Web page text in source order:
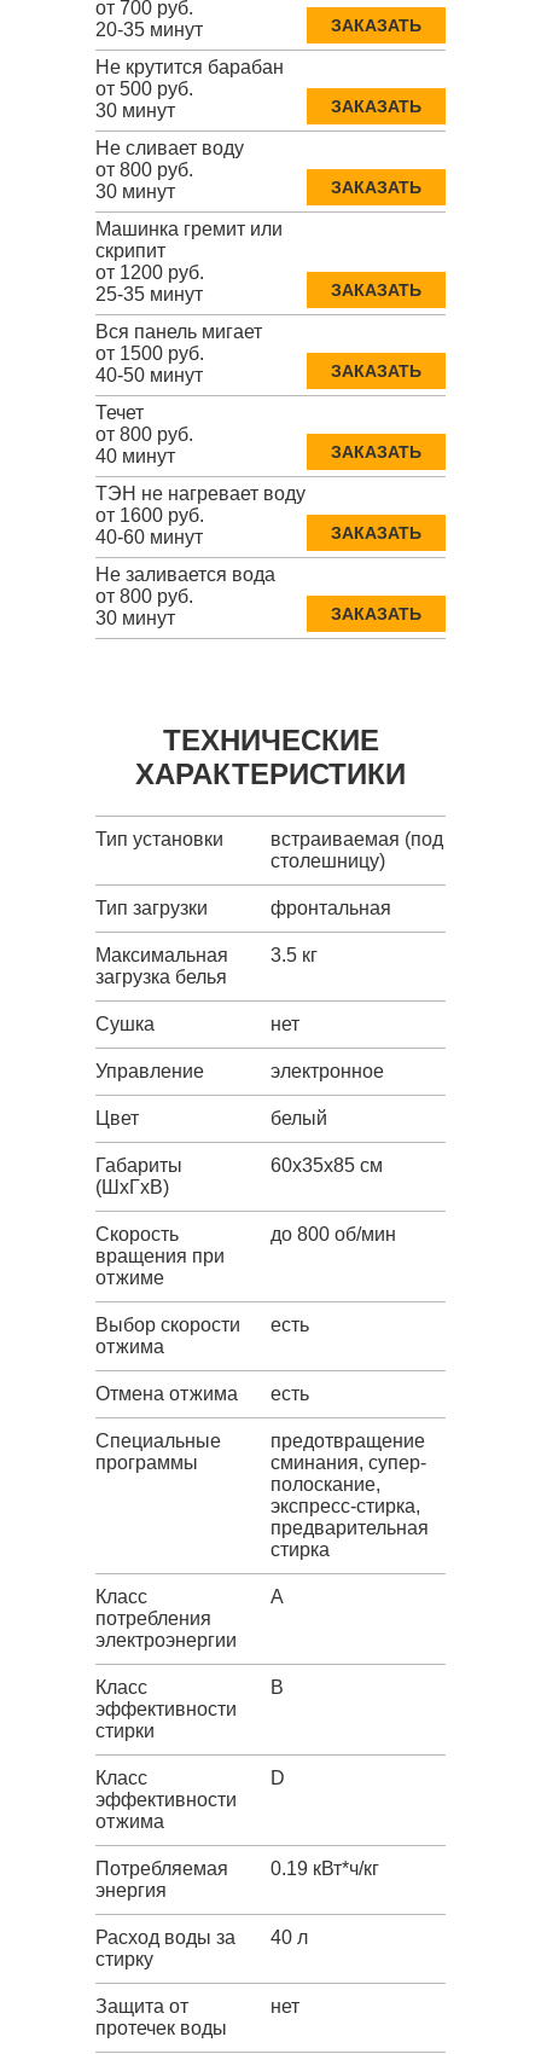
от 700 руб.
20-35 минут
ЗАКАЗАТЬ
Не крутится барабан
от 500 руб.
30 минут
ЗАКАЗАТЬ
Не сливает воду
от 800 руб.
30 минут
ЗАКАЗАТЬ
Машинка гремит или
скрипит
от 1200 руб.
25-35 минут
ЗАКАЗАТЬ
Вся панель мигает
от 1500 руб.
40-50 минут
ЗАКАЗАТЬ
Течет
от 800 руб.
40 минут
ЗАКАЗАТЬ
ТЭН не нагревает воду
от 1600 руб.
40-60 минут
ЗАКАЗАТЬ
Не заливается вода
от 800 руб.
30 минут
ЗАКАЗАТЬ
ТЕХНИЧЕСКИЕ
ХАРАКТЕРИСТИКИ
Тип установки
встраиваемая (под
столешницу)
Тип загрузки фронтальная
Максимальная
загрузка белья
3.5 кг
Сушка нет
Управление электронное
Цвет белый
Габариты
(ШxГxВ)
60x35x85 см
Скорость
вращения при
отжиме
до 800 об/мин
Выбор скорости
отжима
есть
Отмена отжима есть
Специальные
программы
предотвращение
сминания, супер-
полоскание,
экспресс-стирка,
предварительная
стирка
Класс
потребления
электроэнергии
A
Класс
эффективности
стирки
B
Класс
эффективности
отжима
D
Потребляемая
энергия
0.19 кВт*ч/кг
Расход воды за
стирку
40 л
Защита от
протечек воды
нет